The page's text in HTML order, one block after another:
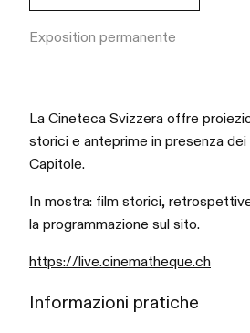
Exposition permanente
La Cineteca Svizzera offre
storici e anteprime in presenza
Capitole.
In mostra: film storici,
la programmazione sul sito.
https://live.cinematheque.ch
Informazioni pratiche